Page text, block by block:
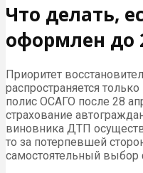
Что делать,
оформлен до
Приоритет
распространяется
полис ОСАГО после 28
страхование
виновника ДТП
то за потерпевшей
самостоятельный